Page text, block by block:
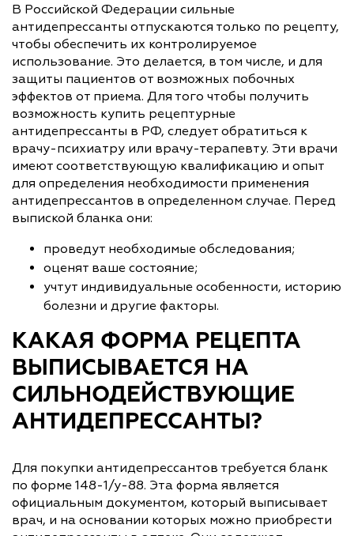
В Российской Федерации сильные
антидепрессанты отпускаются только по рецепту,
чтобы обеспечить их контролируемое
использование. Это делается, в том числе, и для
защиты пациентов от возможных побочных
эффектов от приема. Для того чтобы получить
возможность купить рецептурные
антидепрессанты в РФ, следует обратиться к
врачу-психиатру или врачу-терапевту. Эти врачи
имеют соответствующую квалификацию и опыт
для определения необходимости применения
антидепрессантов в определенном случае. Перед
выпиской бланка они:
проведут необходимые обследования;
оценят ваше состояние;
учтут индивидуальные особенности, историю
болезни и другие факторы.
КАКАЯ ФОРМА РЕЦЕПТА
ВЫПИСЫВАЕТСЯ НА
СИЛЬНОДЕЙСТВУЮЩИЕ
АНТИДЕПРЕССАНТЫ?
Для покупки антидепрессантов требуется бланк
по форме 148-1/у-88. Эта форма является
официальным документом, который выписывает
врач, и на основании которых можно приобрести